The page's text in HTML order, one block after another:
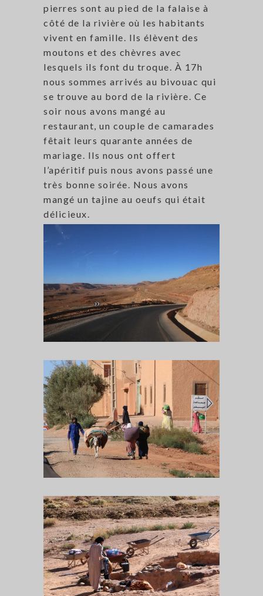
pierres sont au pied de la falaise à
côté de la rivière où les habitants
vivent en famille. Ils élèvent des
moutons et des chèvres avec
lesquels ils font du troque. À 17h
nous sommes arrivés au bivouac qui
se trouve au bord de la rivière. Ce
soir nous avons mangé au
restaurant, un couple de camarades
fêtait leurs quarante années de
mariage. Ils nous ont offert
l’apéritif puis nous avons passé une
très bonne soirée. Nous avons
mangé un tajine au oeufs qui était
délicieux.